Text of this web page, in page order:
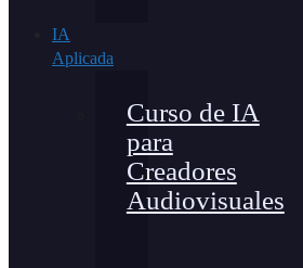
IA
Aplicada
Curso de IA
para
Creadores
Audiovisuales